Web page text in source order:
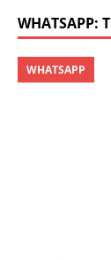
WHATSAPP:
WHATSAPP